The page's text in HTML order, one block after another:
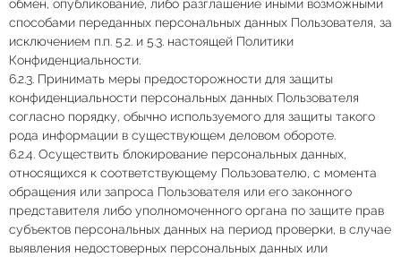
обмен, опубликование, либо разглашение иными возможными
способами переданных персональных данных Пользователя, за
исключением п.п. 5.2. и 5.3. настоящей Политики
Конфиденциальности.
6.2.3. Принимать меры предосторожности для защиты
конфиденциальности персональных данных Пользователя
согласно порядку, обычно используемого для защиты такого
рода информации в существующем деловом обороте.
6.2.4. Осуществить блокирование персональных данных,
относящихся к соответствующему Пользователю, с момента
обращения или запроса Пользователя или его законного
представителя либо уполномоченного органа по защите прав
субъектов персональных данных на период проверки, в случае
выявления недостоверных персональных данных или